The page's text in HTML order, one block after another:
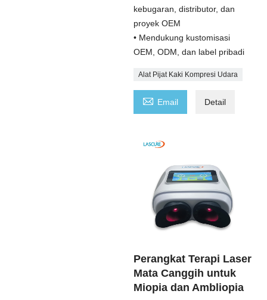
kebugaran, distributor, dan
proyek OEM
• Mendukung kustomisasi
OEM, ODM, dan label pribadi
Alat Pijat Kaki Kompresi Udara
 Email Detail
Perangkat Terapi Laser
Mata Canggih untuk
Miopia dan Ambliopia